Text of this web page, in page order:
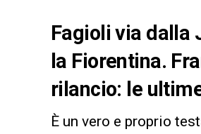
Fagioli via dalla
la Fiorentina.
rilancio: le
È un vero e proprio